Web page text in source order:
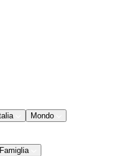
Mondo
Famiglia